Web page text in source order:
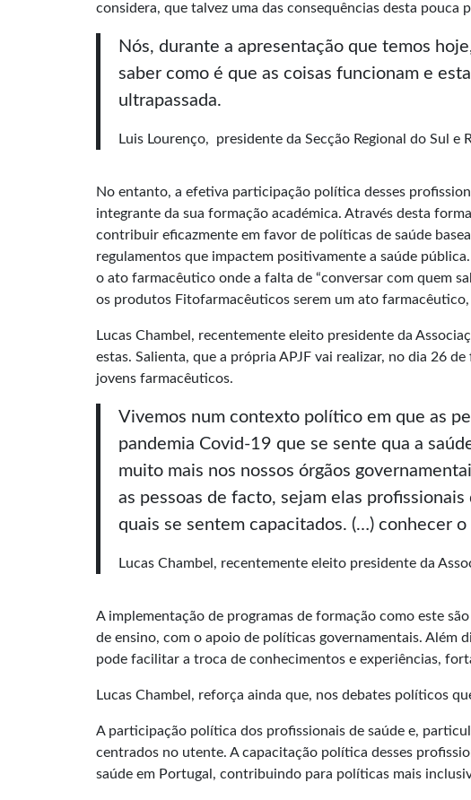
considera, que talvez uma das consequências desta
Nós, durante a apresentação que temos
saber como é que as coisas funcionam e
ultrapassada.
Luis Lourenço, presidente da Secção Regional do Sul e
No entanto, a efetiva participação política desses
integrante da sua formação académica. Através desta
contribuir eficazmente em favor de políticas de saúde
regulamentos que impactem positivamente a saúde
o ato farmacêutico onde a falta de “conversar com quem
os produtos Fitofarmacêuticos serem um ato
Lucas Chambel, recentemente eleito presidente da
estas. Salienta, que a própria APJF vai realizar, no dia 26
jovens farmacêuticos.
Vivemos num contexto político em que as
pandemia Covid-19 que se sente qua a
muito mais nos nossos órgãos
as pessoas de facto, sejam elas
quais se sentem capacitados. (…) conhecer
Lucas Chambel, recentemente eleito presidente da
A implementação de programas de formação como este
de ensino, com o apoio de políticas governamentais. Além
pode facilitar a troca de conhecimentos e experiências,
Lucas Chambel, reforça ainda que, nos debates políticos
A participação política dos profissionais de saúde e,
centrados no utente. A capacitação política desses
saúde em Portugal, contribuindo para políticas mais